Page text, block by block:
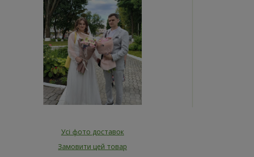
Усі фото доставок
Замовити цей товар